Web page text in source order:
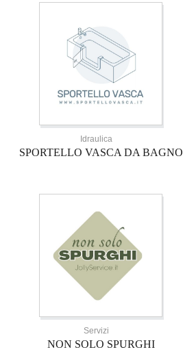
Idraulica
SPORTELLO VASCA DA BAGNO
Servizi
NON SOLO SPURGHI